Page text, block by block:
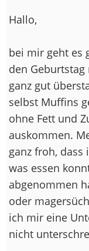
Hallo,
bei mir geht es
den Geburtstag
ganz gut
selbst Muffins
ohne Fett und
auskommen.
ganz froh, dass
was essen
abgenommen
oder
ich mir eine
nicht